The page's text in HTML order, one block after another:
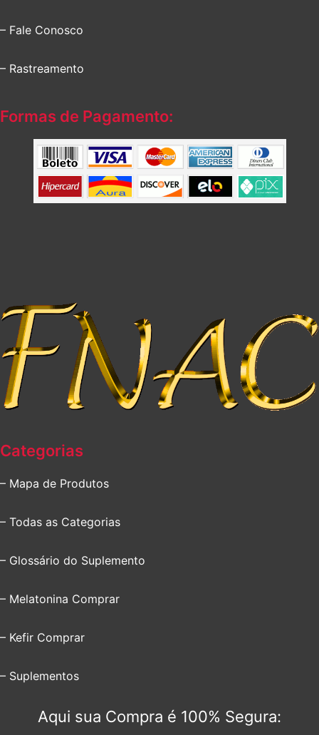
– Fale Conosco
– Rastreamento
Formas de Pagamento:
Categorias
– Mapa de Produtos
– Todas as Categorias
– Glossário do Suplemento
– Melatonina Comprar
– Kefir Comprar
– Suplementos
Aqui sua Compra é 100% Segura: